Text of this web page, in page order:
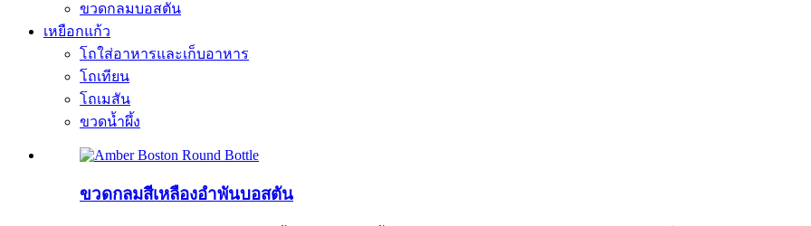
ขวดกลมบอสตัน
เหยือกแก้ว
โถใส่อาหารและเก็บอาหาร
โถเทียน
โถเมสัน
ขวดน้ำผึ้ง
ขวดกลมสีเหลืองอำพันบอสตัน